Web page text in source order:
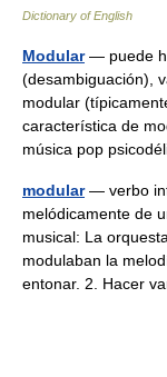
Dictionary of English
Modular— puede
(desambiguación),
modular
característica de
música pop
modular— verbo
melódicamente de
musical: La
modulaban la
entonar. 2. Hacer